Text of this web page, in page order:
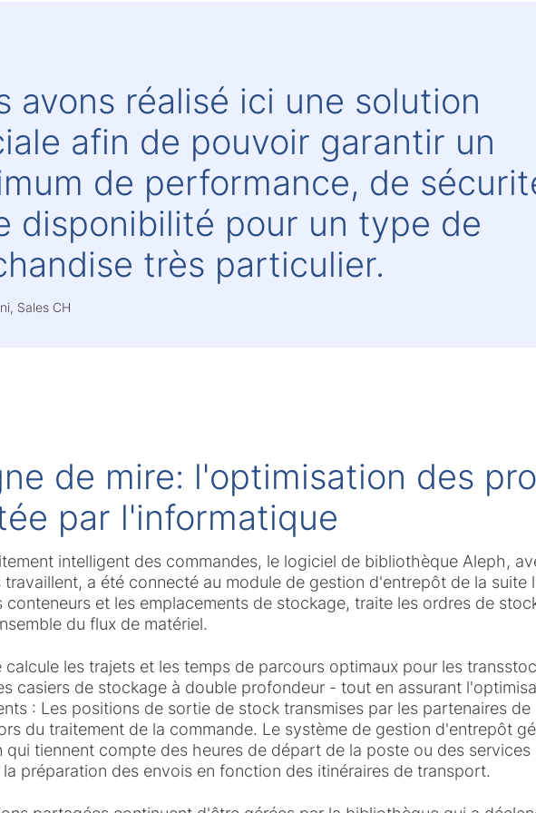
avons réalisé ici une solution
afin de pouvoir garantir un
de performance, de
disponibilité pour un type de
très particulier.
Sales CH
de mire: l'optimisation des
par l'informatique
intelligent des commandes, le logiciel de bibliothèque Aleph,
travaillent, a été connecté au module de gestion d'entrepôt de la suite
conteneurs et les emplacements de stockage, traite les ordres de
du flux de matériel.
calcule les trajets et les temps de parcours optimaux pour les
casiers de stockage à double profondeur - tout en assurant
: Les positions de sortie de stock transmises par les partenaires
du traitement de la commande. Le système de gestion d'entrepôt
qui tiennent compte des heures de départ de la poste ou des services
préparation des envois en fonction des itinéraires de transport.